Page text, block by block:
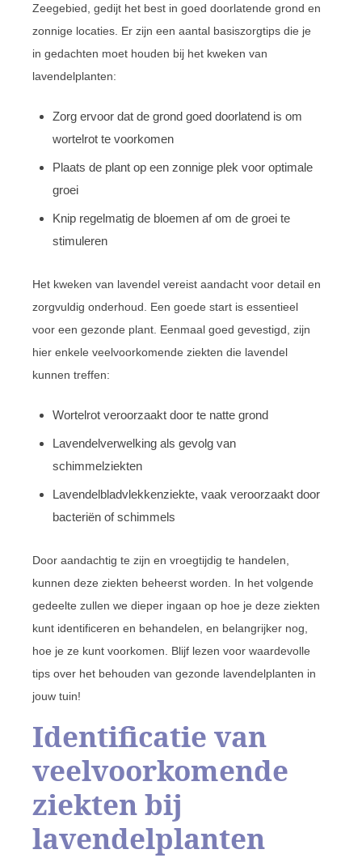
Zeegebied, gedijt het best in goed doorlatende grond en
zonnige locaties. Er zijn een aantal basiszorgtips die je
in gedachten moet houden bij het kweken van
lavendelplanten:
Zorg ervoor dat de grond goed doorlatend is om
wortelrot te voorkomen
Plaats de plant op een zonnige plek voor optimale
groei
Knip regelmatig de bloemen af om de groei te
stimuleren
Het kweken van lavendel vereist aandacht voor detail en
zorgvuldig onderhoud. Een goede start is essentieel
voor een gezonde plant. Eenmaal goed gevestigd, zijn
hier enkele veelvoorkomende ziekten die lavendel
kunnen treffen:
Wortelrot veroorzaakt door te natte grond
Lavendelverwelking als gevolg van
schimmelziekten
Lavendelbladvlekkenziekte, vaak veroorzaakt door
bacteriën of schimmels
Door aandachtig te zijn en vroegtijdig te handelen,
kunnen deze ziekten beheerst worden. In het volgende
gedeelte zullen we dieper ingaan op hoe je deze ziekten
kunt identificeren en behandelen, en belangrijker nog,
hoe je ze kunt voorkomen. Blijf lezen voor waardevolle
tips over het behouden van gezonde lavendelplanten in
jouw tuin!
Identificatie van
veelvoorkomende
ziekten bij
lavendelplanten